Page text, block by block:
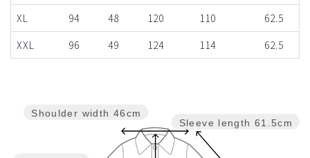
XL
94 48 120 110
62.5
XXL
96 49 124 114 62.5
Sleeve length 61.5cm
Shoulder width 46cm